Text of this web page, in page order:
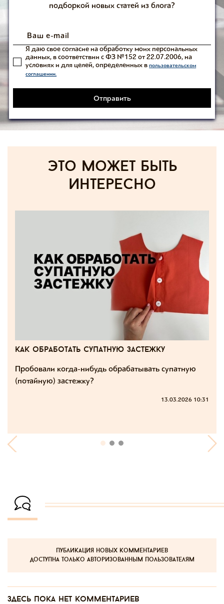
подборкой новых статей из блога?
Я даю свое согласие на обработку моих персональных
данных, в соответствии с ФЗ №152 от 22.07.2006, на
условиях и для целей, определенных впользовательском
соглашении.
Отправить
Это может быть
интересно
как обработать супатную застежку
Пробовали когда-нибудь обрабатывать супатную
(потайную) застежку?
13.03.2026 10:31
публикация новых комментариев
доступна только авторизованным пользователям
Здесь пока нет комментариев